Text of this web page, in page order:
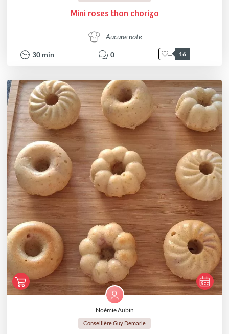
Mini roses thon chorizo
Aucune note
30 min 0 16
Noémie Aubin
Conseillère Guy Demarle